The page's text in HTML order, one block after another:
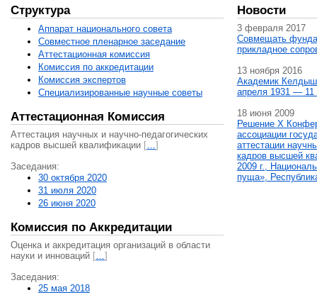
Структура
Аппарат национального совета
Совместное пленарное заседание
Аттестационная комисcия
Комиссия по аккредитации
Комиссия экспертов
Специализированные научные советы
Аттестационная Комиссия
Аттестация научных и научно-педагогических
кадров высшей квалификации […]
Заседания:
30 октября 2020
31 июля 2020
26 июня 2020
Комиссия по Аккредитации
Оценка и аккредитация организаций в области
науки и инноваций […]
Заседания:
25 мая 2018
Новости
3 февраля 2017
Совмещать
прикладное
13 ноября 2016
Академик
апреля 1931 — 11
18 июня 2009
Решение X
ассоциации
аттестации
кадров высшей
2009 г.,
пуща»,